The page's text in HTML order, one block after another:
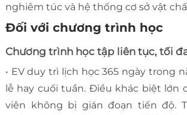
nghiêm túc và hệ thống cơ sở vật
Đối với chương trình học
Chương trình học tập liên tục, tối
• EV duy trì lịch học 365 ngày trong
lễ hay cuối tuần. Điều khác biệt lớn
viên không bị gián đoạn tiến độ.